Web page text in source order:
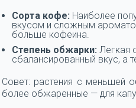
Сорта кофе: Наиболее
вкусом и сложным
больше кофеина.
Степень обжарки: Легкая
сбалансированный вкус, а
Совет: растения с меньшей
более обжаренные — для